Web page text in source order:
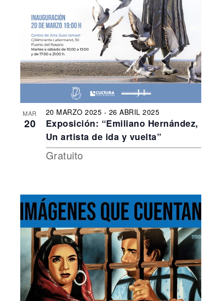
MAR
20
20 MARZO 2025 - 26 ABRIL 2025
Exposición: “Emiliano Hernández,
Un artista de ida y vuelta”
Gratuito